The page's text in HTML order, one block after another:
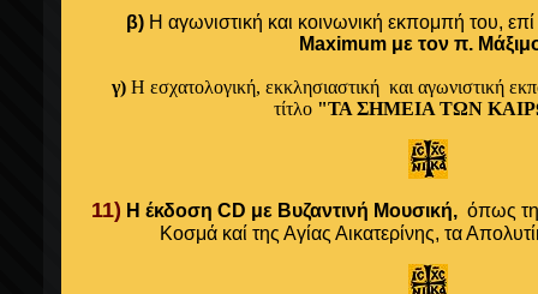
β) Η αγωνιστική και κοινωνική εκπομπή του,
Maximum με τον π.
γ) Η εσχατολογική, εκκλησιαστική και αγωνιστική
τίτλο "ΤΑ ΣΗΜΕΙΑ ΤΩΝ
11) Η έκδοση CD με Βυζαντινή Μουσική, όπως
Κοσμά καί της Αγίας Αικατερίνης, τα